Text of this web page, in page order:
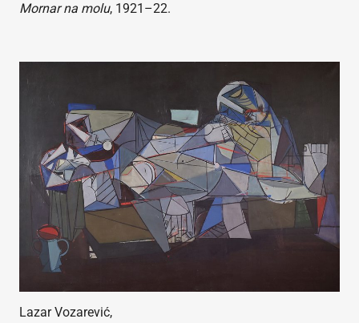
Mornar na molu, 1921–22.
Lazar Vozarević,